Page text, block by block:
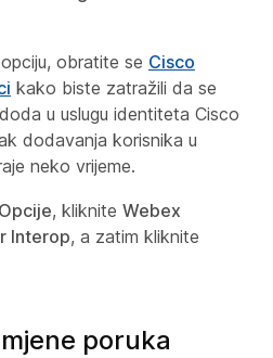
obratite se Cisco
kako biste zatražili da se
u uslugu identiteta Cisco
dodavanja korisnika u
neko vrijeme.
Opcije, kliknite Webex
Interop, a zatim kliknite
poruka